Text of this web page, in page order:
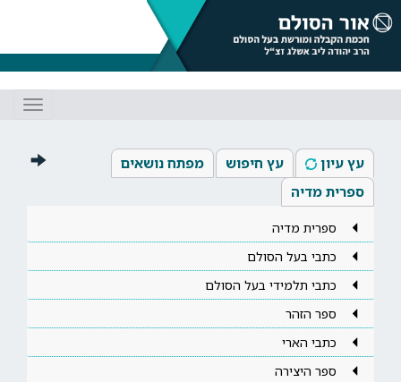
עץ עיון עץ חיפוש
מפתח נושאים
ספרית מדיה
ספרית מדיה
כתבי בעל הסולם
כתבי תלמידי בעל הסולם
ספר הזהר
כתבי הארי
ספר היצירה